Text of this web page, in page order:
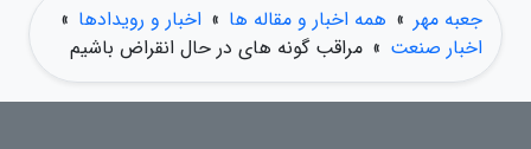
جعبه مهر » همه اخبار و مقاله ها » اخبار و رویدادها »
اخبار صنعت » مراقب گونه های در حال انقراض باشیم